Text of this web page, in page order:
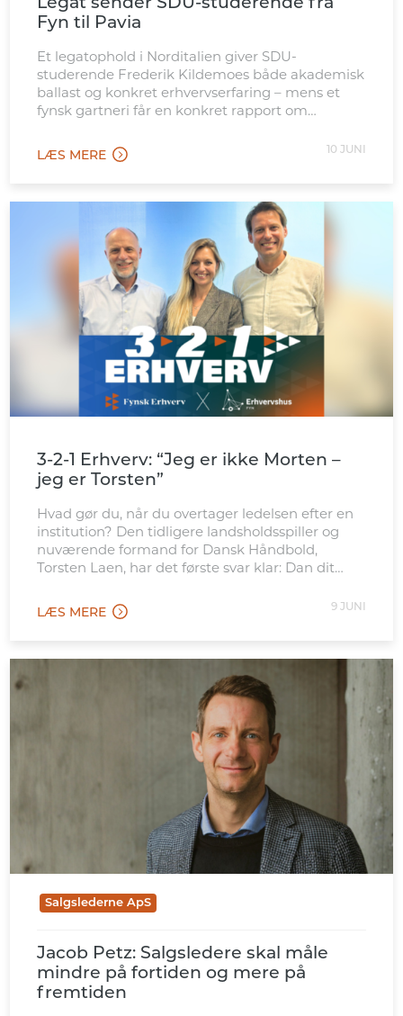
Legat sender SDU-studerende fra
Fyn til Pavia
Et legatophold i Norditalien giver SDU-
studerende Frederik Kildemoes både akademisk
ballast og konkret erhvervserfaring – mens et
fynsk gartneri får en konkret rapport om
LÆS MERE 10 JUNI
3-2-1 Erhverv: “Jeg er ikke Morten –
jeg er Torsten”
Hvad gør du, når du overtager ledelsen efter en
institution? Den tidligere landsholdsspiller og
nuværende formand for Dansk Håndbold,
Torsten Laen, har det første svar klar: Dan dit
LÆS MERE 9 JUNI
Salgslederne ApS
Jacob Petz: Salgsledere skal måle
mindre på fortiden og mere på
fremtiden